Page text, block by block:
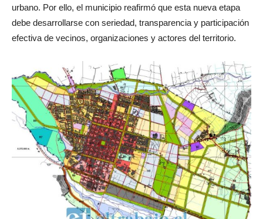
urbano. Por ello, el municipio reafirmó que esta nueva etapa
debe desarrollarse con seriedad, transparencia y participación
efectiva de vecinos, organizaciones y actores del territorio.